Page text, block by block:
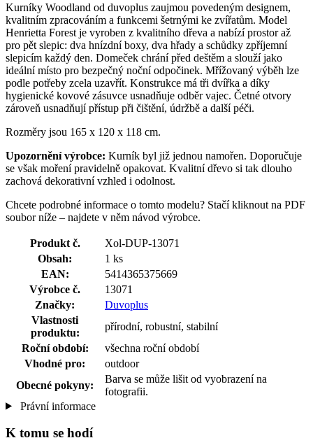
Kurníky Woodland od duvoplus zaujmou povedeným designem,
kvalitním zpracováním a funkcemi šetrnými ke zvířatům. Model
Henrietta Forest je vyroben z kvalitního dřeva a nabízí prostor až
pro pět slepic: dva hnízdní boxy, dva hřady a schůdky zpříjemní
slepicím každý den. Domeček chrání před deštěm a slouží jako
ideální místo pro bezpečný noční odpočinek. Mřížovaný výběh lze
podle potřeby zcela uzavřít. Konstrukce má tři dvířka a díky
hygienické kovové zásuvce usnadňuje odběr vajec. Četné otvory
zároveň usnadňují přístup při čištění, údržbě a další péči.
Rozměry jsou 165 x 120 x 118 cm.
Upozornění výrobce: Kurník byl již jednou namořen. Doporučuje
se však moření pravidelně opakovat. Kvalitní dřevo si tak dlouho
zachová dekorativní vzhled i odolnost.
Chcete podrobné informace o tomto modelu? Stačí kliknout na PDF
soubor níže – najdete v něm návod výrobce.
Produkt č.
Xol-DUP-13071
Obsah:
1 ks
EAN:
5414365375669
Výrobce č.
13071
Značky:
Duvoplus
Vlastnosti
produktu:
přírodní, robustní, stabilní
Roční období:
všechna roční období
Vhodné pro:
outdoor
Obecné pokyny:
Barva se může lišit od vyobrazení na
fotografii.
Právní informace
K tomu se hodí